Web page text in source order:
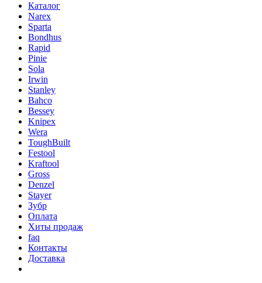
Каталог
Narex
Sparta
Bondhus
Rapid
Pinie
Sola
Irwin
Stanley
Bahco
Bessey
Knipex
Wera
ToughBuilt
Festool
Kraftool
Gross
Denzel
Stayer
Зубр
Оплата
Хиты продаж
faq
Контакты
Доставка